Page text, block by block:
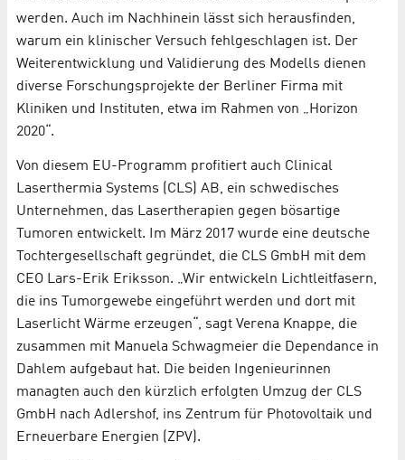
werden. Auch im Nachhinein lässt sich herausfinden,
warum ein klinischer Versuch fehlgeschlagen ist. Der
Weiterentwicklung und Validierung des Modells dienen
diverse Forschungsprojekte der Berliner Firma mit
Kliniken und Instituten, etwa im Rahmen von „Horizon
2020“.
Von diesem EU-Programm profitiert auch Clinical
Laserthermia Systems (CLS) AB, ein schwedisches
Unternehmen, das Lasertherapien gegen bösartige
Tumoren entwickelt. Im März 2017 wurde eine deutsche
Tochtergesellschaft gegründet, die CLS GmbH mit dem
CEO Lars-Erik Eriksson. „Wir entwickeln Lichtleitfasern,
die ins Tumorgewebe eingeführt werden und dort mit
Laserlicht Wärme erzeugen“, sagt Verena Knappe, die
zusammen mit Manuela Schwagmeier die Dependance in
Dahlem aufgebaut hat. Die beiden Ingenieurinnen
managten auch den kürzlich erfolgten Umzug der CLS
GmbH nach Adlershof, ins Zentrum für Photovoltaik und
Erneuerbare Energien (ZPV).